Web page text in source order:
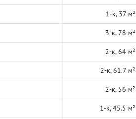
1-к, 37 м²
3-к, 78 м²
2-к, 64 м²
2-к, 61.7 м²
2-к, 56 м²
1-к, 45.5 м²